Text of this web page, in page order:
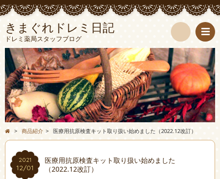
きまぐれドレミ日記
ドレミ薬局スタッフブログ
検
索
> 商品紹介 > 医療用抗原検査キット取り扱い始めました（2022.12改訂）
2021
12/01
医療用抗原検査キット取り扱い始めました
（2022.12改訂）